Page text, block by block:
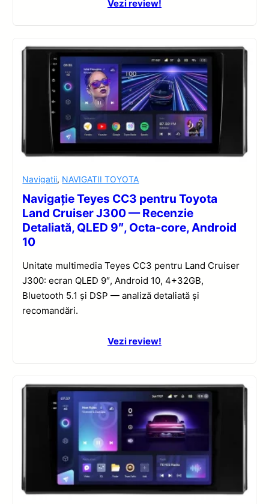
Vezi review!
Navigatii, NAVIGATII TOYOTA
Navigație Teyes CC3 pentru Toyota
Land Cruiser J300 — Recenzie
Detaliată, QLED 9″, Octa-core, Android
10
Unitate multimedia Teyes CC3 pentru Land Cruiser
J300: ecran QLED 9″, Android 10, 4+32GB,
Bluetooth 5.1 și DSP — analiză detaliată și
recomandări.
Vezi review!